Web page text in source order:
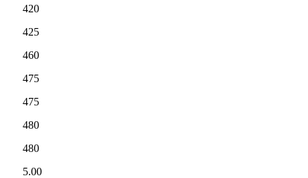
420
425
460
475
475
480
480
5.00